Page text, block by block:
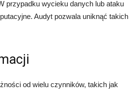
przypadku wycieku danych lub ataku
Audyt pozwala uniknąć takich
od wielu czynników, takich jak